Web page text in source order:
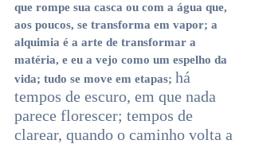
que rompe sua casca ou com a água que,
aos poucos, se transforma em vapor; a
alquimia é a arte de transformar a
matéria, e eu a vejo como um espelho da
vida; tudo se move em etapas; há
tempos de escuro, em que nada
parece florescer; tempos de
clarear, quando o caminho volta a